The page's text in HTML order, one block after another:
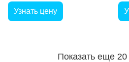
Узнать цену
Показать еще 20